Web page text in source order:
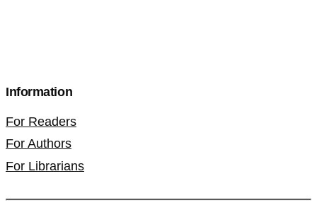
Information
For Readers
For Authors
For Librarians